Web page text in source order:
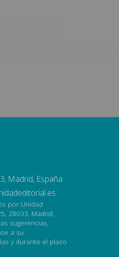
, Madrid, España
por Unidad
28033, Madrid,
sugerencias,
a su
y durante el plazo